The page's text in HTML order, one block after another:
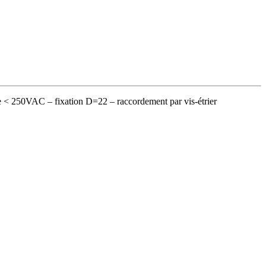
250VAC – fixation D=22 – raccordement par vis-étrier